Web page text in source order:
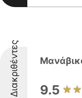
Διακριθέντες 9.5